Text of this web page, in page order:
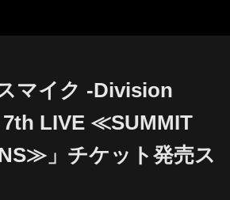
マイク -Division
LIVE ≪SUMMIT
」チケット発売ス